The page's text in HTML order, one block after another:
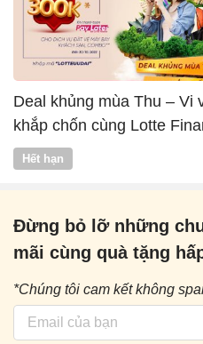
Deal khủng mùa Thu – Vi
khắp chốn cùng Lotte
Vntrip
Hết hạn
Đừng bỏ lỡ những
mãi cùng quà tặng
*Chúng tôi cam kết không